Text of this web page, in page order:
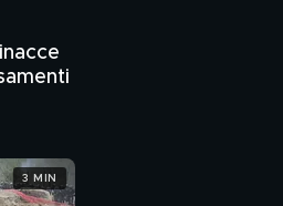
3 MIN